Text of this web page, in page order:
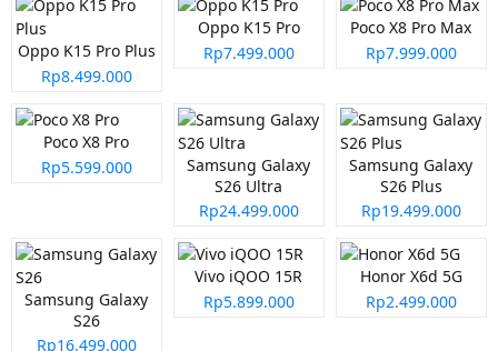
Oppo K15 Pro Plus
Rp8.499.000
Oppo K15 Pro
Rp7.499.000
Poco X8 Pro Max
Rp7.999.000
Poco X8 Pro
Rp5.599.000
Samsung Galaxy
S26 Ultra
Rp24.499.000
Samsung Galaxy
S26 Plus
Rp19.499.000
Samsung Galaxy
S26
Rp16.499.000
Vivo iQOO 15R
Rp5.899.000
Honor X6d 5G
Rp2.499.000